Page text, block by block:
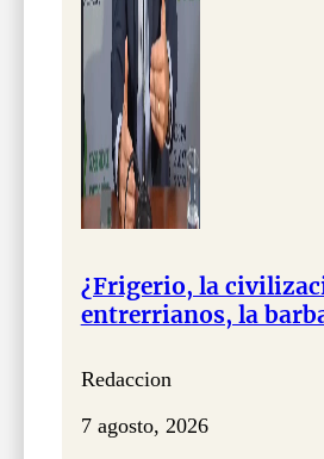
¿Frigerio, la
entrerrianos, la
Redaccion
7 agosto, 2026